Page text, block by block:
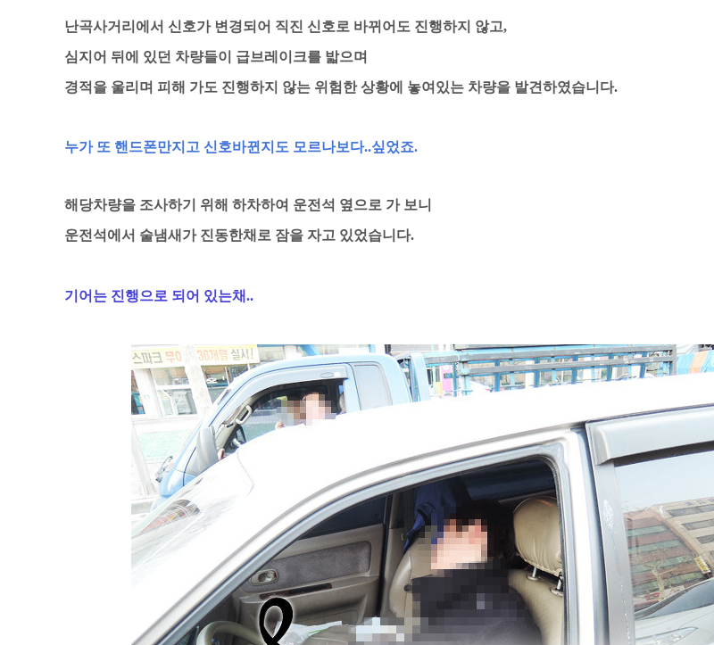
난곡사거리에서 신호가 변경되어 직진 신호로 바뀌어도 진행하지 않고,
심지어 뒤에 있던 차량들이 급브레이크를 밟으며
경적을 울리며 피해 가도 진행하지 않는 위험한 상황에 놓여있는 차량을 발견하였습니다.
누가 또 핸드폰만지고 신호바뀐지도 모르나보다..싶었죠.
해당차량을 조사하기 위해 하차하여 운전석 옆으로 가 보니
운전석에서 술냄새가 진동한채로 잠을 자고 있었습니다.
기어는 진행으로 되어 있는채..